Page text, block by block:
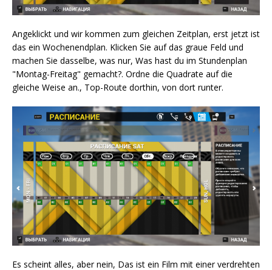
Angeklickt und wir kommen zum gleichen Zeitplan, erst jetzt ist
das ein Wochenendplan. Klicken Sie auf das graue Feld und
machen Sie dasselbe, was nur, Was hast du im Stundenplan
"Montag-Freitag" gemacht?. Ordne die Quadrate auf die
gleiche Weise an., Top-Route dorthin, von dort runter.
Es scheint alles, aber nein, Das ist ein Film mit einer verdrehten